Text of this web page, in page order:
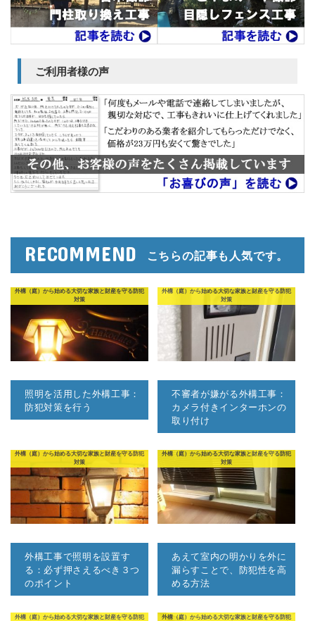
ご利用者様の声
RECOMMEND こちらの記事も人気です。
外構（庭）から始める大切な家族と財産を守る防犯
対策
照明を活用した外構工事：
防犯対策を行う
外構（庭）から始める大切な家族と財産を守る防犯
対策
不審者が嫌がる外構工事：
カメラ付きインターホンの
取り付け
外構（庭）から始める大切な家族と財産を守る防犯
対策
外構工事で照明を設置す
る：必ず押さえるべき３つ
のポイント
外構（庭）から始める大切な家族と財産を守る防犯
対策
あえて室内の明かりを外に
漏らすことで、防犯性を高
める方法
外構（庭）から始める大切な家族と財産を守る防犯
外構（庭）から始める大切な家族と財産を守る防犯